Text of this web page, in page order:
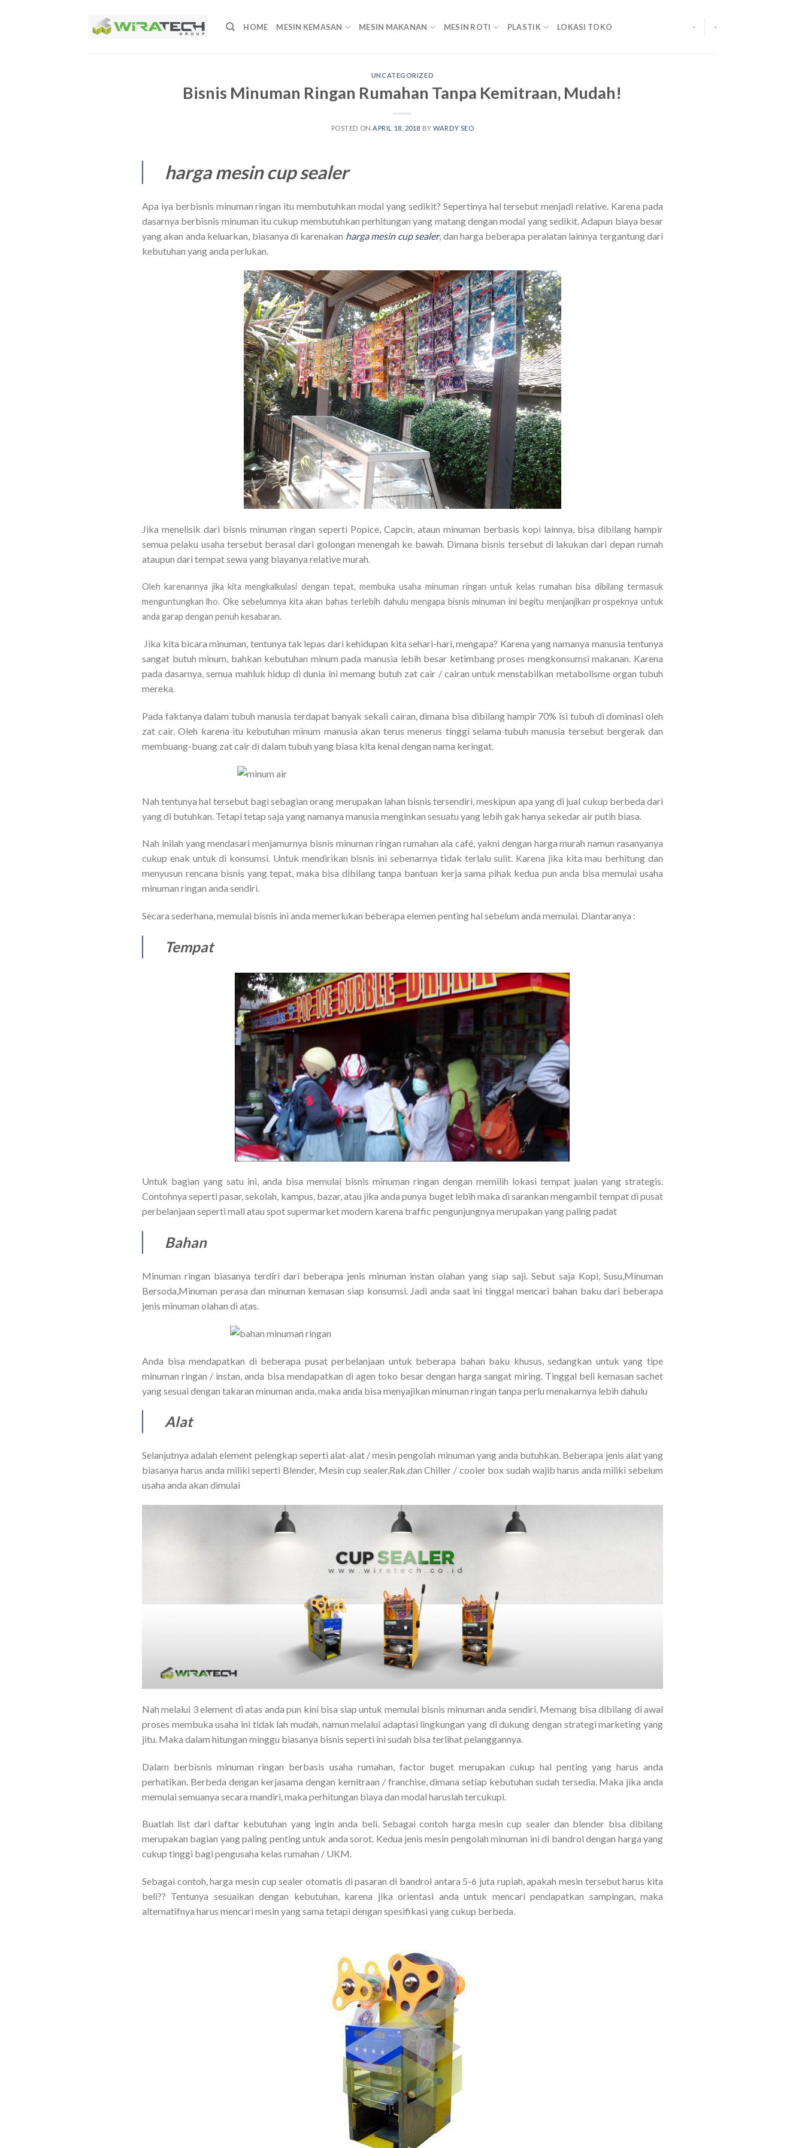
HOME MESIN KEMASAN MESIN MAKANAN MESIN ROTI PLASTIK LOKASI TOKO - -
UNCATEGORIZED
Bisnis Minuman Ringan Rumahan Tanpa Kemitraan, Mudah!
POSTED ON APRIL 18, 2018 BYWARDY SEO
harga mesin cup sealer
Apa iya berbisnis minuman ringan itu membutuhkan modal yang sedikit? Sepertinya hal tersebut menjadi relative. Karena pada
dasarnya berbisnis minuman itu cukup membutuhkan perhitungan yang matang dengan modal yang sedikit. Adapun biaya besar
yang akan anda keluarkan, biasanya di karenakan harga mesin cup sealer, dan harga beberapa peralatan lainnya tergantung dari
kebutuhan yang anda perlukan.
Jika menelisik dari bisnis minuman ringan seperti Popice, Capcin, ataun minuman berbasis kopi lainnya, bisa dibilang hampir
semua pelaku usaha tersebut berasal dari golongan menengah ke bawah. Dimana bisnis tersebut di lakukan dari depan rumah
ataupun dari tempat sewa yang biayanya relative murah.
Oleh karenannya jika kita mengkalkulasi dengan tepat, membuka usaha minuman ringan untuk kelas rumahan bisa dibilang termasuk
menguntungkan lho. Oke sebelumnya kita akan bahas terlebih dahulu mengapa bisnis minuman ini begitu menjanjikan prospeknya untuk
anda garap dengan penuh kesabaran.
Jika kita bicara minuman, tentunya tak lepas dari kehidupan kita sehari-hari, mengapa? Karena yang namanya manusia tentunya
sangat butuh minum, bahkan kebutuhan minum pada manusia lebih besar ketimbang proses mengkonsumsi makanan. Karena
pada dasarnya, semua mahluk hidup di dunia ini memang butuh zat cair / cairan untuk menstabilkan metabolisme organ tubuh
mereka.
Pada faktanya dalam tubuh manusia terdapat banyak sekali cairan, dimana bisa dibilang hampir 70% isi tubuh di dominasi oleh
zat cair. Oleh karena itu kebutuhan minum manusia akan terus menerus tinggi selama tubuh manusia tersebut bergerak dan
membuang-buang zat cair di dalam tubuh yang biasa kita kenal dengan nama keringat.
Nah tentunya hal tersebut bagi sebagian orang merupakan lahan bisnis tersendiri, meskipun apa yang di jual cukup berbeda dari
yang di butuhkan. Tetapi tetap saja yang namanya manusia menginkan sesuatu yang lebih gak hanya sekedar air putih biasa.
Nah inilah yang mendasari menjamurnya bisnis minuman ringan rumahan ala café, yakni dengan harga murah namun rasanyanya
cukup enak untuk di konsumsi. Untuk mendirikan bisnis ini sebenarnya tidak terlalu sulit. Karena jika kita mau berhitung dan
menyusun rencana bisnis yang tepat, maka bisa dibilang tanpa bantuan kerja sama pihak kedua pun anda bisa memulai usaha
minuman ringan anda sendiri.
Secara sederhana, memulai bisnis ini anda memerlukan beberapa elemen penting hal sebelum anda memulai. Diantaranya :
Tempat
Untuk bagian yang satu ini, anda bisa memulai bisnis minuman ringan dengan memilih lokasi tempat jualan yang strategis.
Contohnya seperti pasar, sekolah, kampus, bazar, atau jika anda punya buget lebih maka di sarankan mengambil tempat di pusat
perbelanjaan seperti mall atau spot supermarket modern karena traffic pengunjungnya merupakan yang paling padat
Bahan
Minuman ringan biasanya terdiri dari beberapa jenis minuman instan olahan yang siap saji. Sebut saja Kopi, Susu,Minuman
Bersoda,Minuman perasa dan minuman kemasan siap konsumsi. Jadi anda saat ini tinggal mencari bahan baku dari beberapa
jenis minuman olahan di atas.
Anda bisa mendapatkan di beberapa pusat perbelanjaan untuk beberapa bahan baku khusus, sedangkan untuk yang tipe
minuman ringan / instan, anda bisa mendapatkan di agen toko besar dengan harga sangat miring. Tinggal beli kemasan sachet
yang sesuai dengan takaran minuman anda, maka anda bisa menyajikan minuman ringan tanpa perlu menakarnya lebih dahulu
Alat
Selanjutnya adalah element pelengkap seperti alat-alat / mesin pengolah minuman yang anda butuhkan. Beberapa jenis alat yang
biasanya harus anda miliki seperti Blender, Mesin cup sealer,Rak,dan Chiller / cooler box sudah wajib harus anda miliki sebelum
usaha anda akan dimulai
Nah melalui 3 element di atas anda pun kini bisa siap untuk memulai bisnis minuman anda sendiri. Memang bisa dibilang di awal
proses membuka usaha ini tidak lah mudah, namun melalui adaptasi lingkungan yang di dukung dengan strategi marketing yang
jitu. Maka dalam hitungan minggu biasanya bisnis seperti ini sudah bisa terlihat pelanggannya.
Dalam berbisnis minuman ringan berbasis usaha rumahan, factor buget merupakan cukup hal penting yang harus anda
perhatikan. Berbeda dengan kerjasama dengan kemitraan / franchise, dimana setiap kebutuhan sudah tersedia. Maka jika anda
memulai semuanya secara mandiri, maka perhitungan biaya dan modal haruslah tercukupi.
Buatlah list dari daftar kebutuhan yang ingin anda beli. Sebagai contoh harga mesin cup sealer dan blender bisa dibilang
merupakan bagian yang paling penting untuk anda sorot. Kedua jenis mesin pengolah minuman ini di bandrol dengan harga yang
cukup tinggi bagi pengusaha kelas rumahan / UKM.
Sebagai contoh, harga mesin cup sealer otomatis di pasaran di bandrol antara 5-6 juta rupiah, apakah mesin tersebut harus kita
beli?? Tentunya sesuaikan dengan kebutuhan, karena jika orientasi anda untuk mencari pendapatkan sampingan, maka
alternatifnya harus mencari mesin yang sama tetapi dengan spesifikasi yang cukup berbeda.